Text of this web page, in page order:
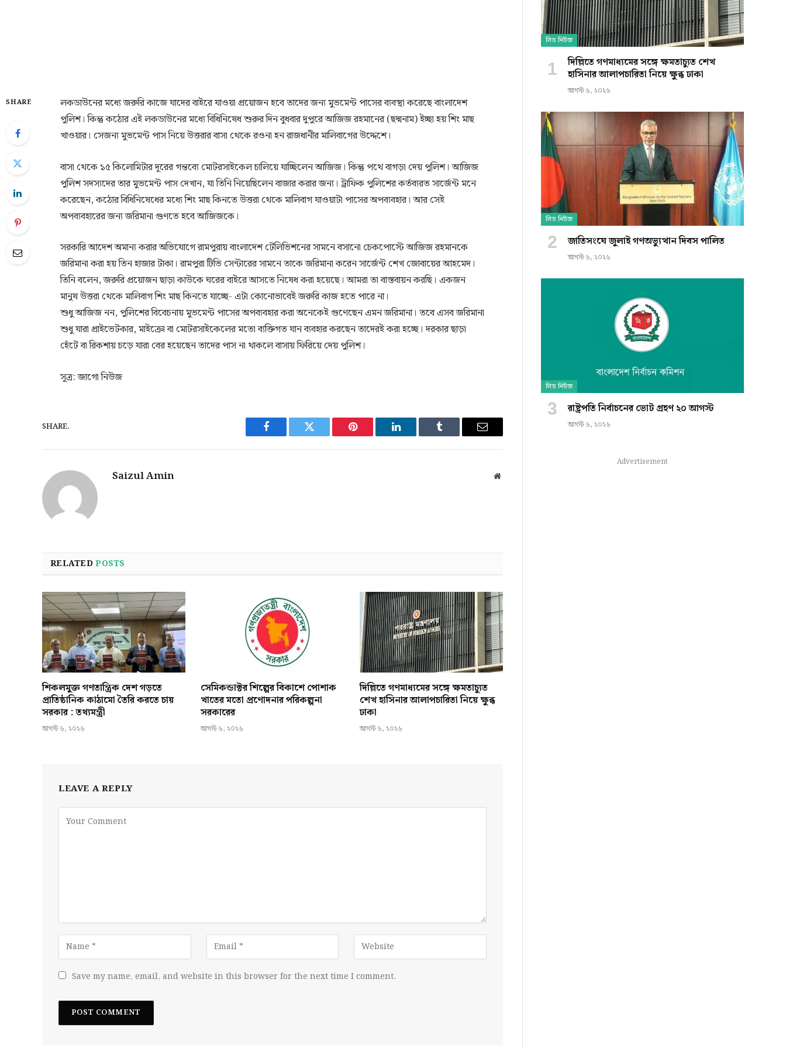
SHARE
লকডাউনের মধ্যে জরুরি কাজে যাদের বাইরে যাওয়া প্রয়োজন হবে তাদের জন্য মুভমেন্ট পাসের ব্যবস্থা করেছে বাংলাদেশ
পুলিশ। কিন্তু কঠোর এই লকডাউনের মধ্যে বিধিনিষেধ শুরুর দিন বুধবার দুপুরে আজিজ রহমানের (ছদ্মনাম) ইচ্ছা হয় শিং মাছ
খাওয়ার। সেজন্য মুভমেন্ট পাস নিয়ে উত্তরার বাসা থেকে রওনা হন রাজধানীর মালিবাগের উদ্দেশে।
বাসা থেকে ১৫ কিলোমিটার দূরের গন্তব্যে মোটরসাইকেল চালিয়ে যাচ্ছিলেন আজিজ। কিন্তু পথে বাগড়া দেয় পুলিশ। আজিজ
পুলিশ সদস্যদের তার মুভমেন্ট পাস দেখান, যা তিনি নিয়েছিলেন বাজার করার জন্য। ট্রাফিক পুলিশের কর্তব্যরত সার্জেন্ট মনে
করেছেন, কঠোর বিধিনিষেধের মধ্যে শিং মাছ কিনতে উত্তরা থেকে মালিবাগ যাওয়াটা পাসের অপব্যবহার। আর সেই
অপব্যবহারের জন্য জরিমানা গুণতে হবে আজিজকে।
সরকারি আদেশ অমান্য করার অভিযোগে রামপুরায় বাংলাদেশ টেলিভিশনের সামনে বসানো চেকপোস্টে আজিজ রহমানকে
জরিমানা করা হয় তিন হাজার টাকা। রামপুরা টিভি সেন্টারের সামনে তাকে জরিমানা করেন সার্জেন্ট শেখ জোবায়ের আহমেদ।
তিনি বলেন, জরুরি প্রয়োজন ছাড়া কাউকে ঘরের বাইরে আসতে নিষেধ করা হয়েছে। আমরা তা বাস্তবায়ন করছি। একজন
মানুষ উত্তরা থেকে মালিবাগ শিং মাছ কিনতে যাচ্ছে- এটা কোনোভাবেই জরুরি কাজ হতে পারে না।
শুধু আজিজ নন, পুলিশের বিবেচনায় মুভমেন্ট পাসের অপব্যবহার করা অনেকেই গুণেছেন এমন জরিমানা। তবে এসব জরিমানা
শুধু যারা প্রাইভেটকার, মাইক্রো বা মোটরসাইকেলের মতো ব্যক্তিগত যান ব্যবহার করছেন তাদেরই করা হচ্ছে। দরকার ছাড়া
হেঁটে বা রিকশায় চড়ে যারা বের হয়েছেন তাদের পাস না থাকলে বাসায় ফিরিয়ে দেয় পুলিশ।
সূত্র: জাগো নিউজ
SHARE.
Facebook Twitter Pinterest LinkedIn Tumblr Email
Saizul Amin Website
RELATEDPOSTS
শিকলমুক্ত গণতান্ত্রিক দেশ গড়তে
প্রাতিষ্ঠানিক কাঠামো তৈরি করতে চায়
সরকার : তথ্যমন্ত্রী
আগস্ট ৬, ২০২৬
সেমিকন্ডাক্টর শিল্পের বিকাশে পোশাক
খাতের মতো প্রণোদনার পরিকল্পনা
সরকারের
আগস্ট ৬, ২০২৬
দিল্লিতে গণমাধ্যমের সঙ্গে ক্ষমতাচ্যুত
শেখ হাসিনার আলাপচারিতা নিয়ে ক্ষুব্ধ
ঢাকা
আগস্ট ৬, ২০২৬
LEAVE A REPLY
Save my name, email, and website in this browser for the next time I comment.
লিড নিউজ
দিল্লিতে গণমাধ্যমের সঙ্গে ক্ষমতাচ্যুত শেখ
হাসিনার আলাপচারিতা নিয়ে ক্ষুব্ধ ঢাকা
আগস্ট ৬, ২০২৬
লিড নিউজ
জাতিসংঘে জুলাই গণঅভ্যুত্থান দিবস পালিত
আগস্ট ৬, ২০২৬
লিড নিউজ
রাষ্ট্রপতি নির্বাচনের ভোট গ্রহণ ২০ আগস্ট
আগস্ট ৬, ২০২৬
Advertisement